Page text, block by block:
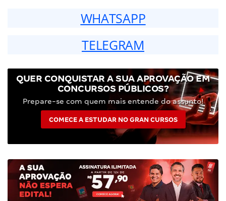
WHATSAPP
TELEGRAM
QUER CONQUISTAR A SUA APROVAÇÃO EM
CONCURSOS PÚBLICOS?
Prepare-se com quem mais entende do assunto!
COMECE A ESTUDAR NO GRAN CURSOS